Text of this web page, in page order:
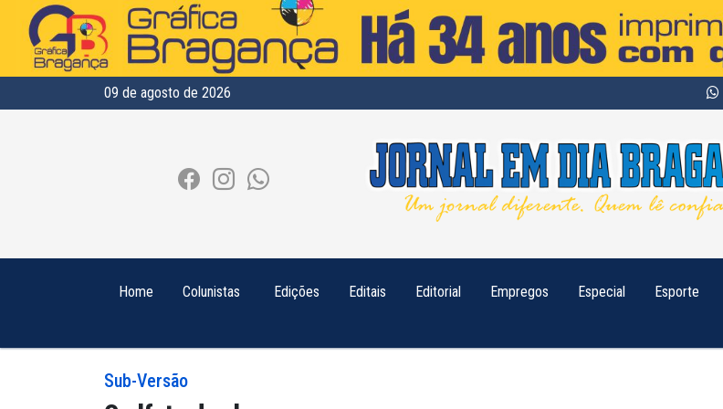
09 de agosto de 2026
Home Colunistas Edições Editais Editorial Empregos Especial Esporte
Sub-Versão